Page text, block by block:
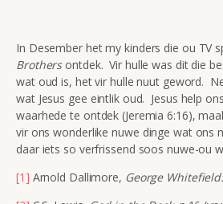
In Desember het my kinders die ou TV
Brothersontdek. Vir hulle was dit die
wat oud is, het vir hulle nuut geword.
wat Jesus gee eintlik oud. Jesus help
waarhede te ontdek (Jeremia 6:16),
vir ons wonderlike nuwe dinge wat ons
daar iets so verfrissend soos nuwe-ou
[1] Arnold Dallimore, George